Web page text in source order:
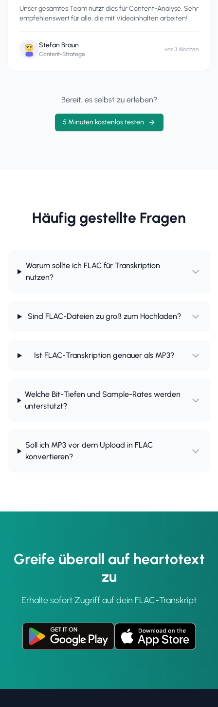
Unser gesamtes Team nutzt dies für Content-Analyse. Sehr
empfehlenswert für alle, die mit Videoinhalten arbeiten!
Stefan Braun
Content-Stratege
vor 3 Wochen
Bereit, es selbst zu erleben?
5 Minuten kostenlos testen
Häufig gestellte Fragen
Warum sollte ich FLAC für Transkription
nutzen?
Sind FLAC-Dateien zu groß zum Hochladen?
Ist FLAC-Transkription genauer als MP3?
Welche Bit-Tiefen und Sample-Rates werden
unterstützt?
Soll ich MP3 vor dem Upload in FLAC
konvertieren?
Greife überall auf heartotext
zu
Erhalte sofort Zugriff auf dein FLAC-Transkript